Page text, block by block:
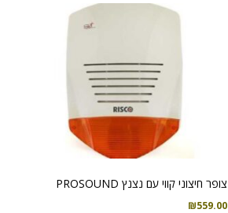
צופר חיצוני קווי עם נצנץ PROSOUND
₪559.00